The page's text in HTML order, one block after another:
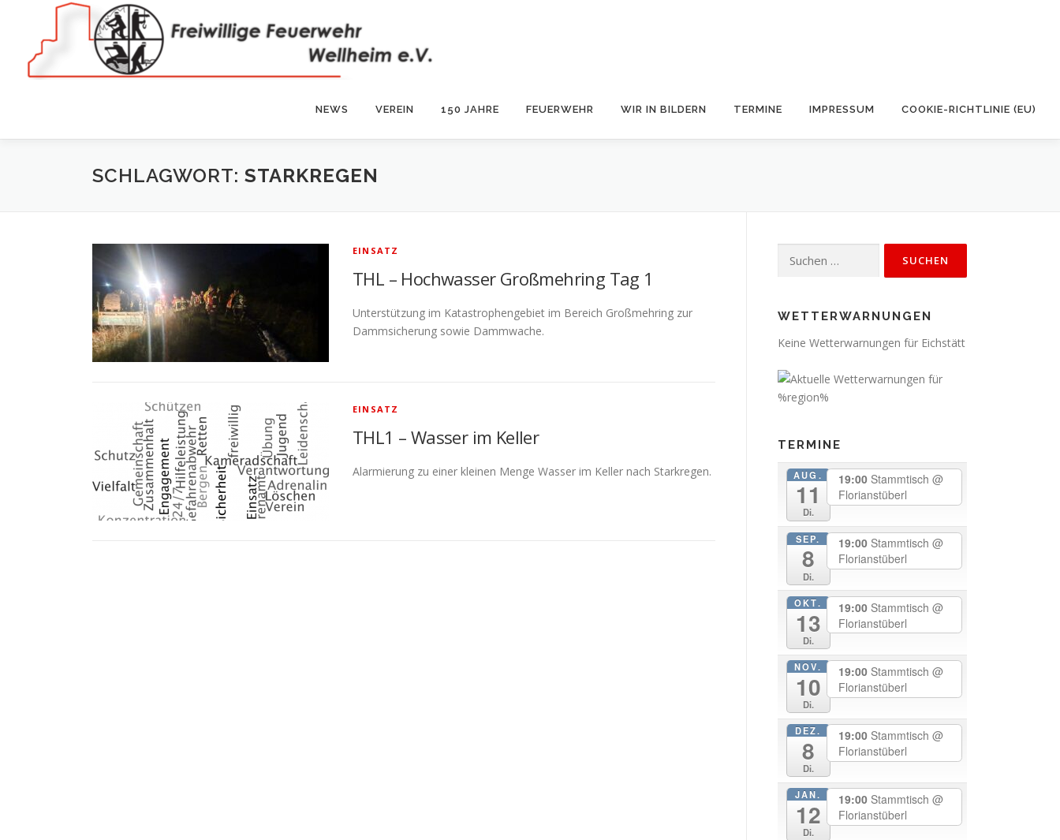
springen
NEWS VEREIN 150 JAHRE FEUERWEHR WIR IN BILDERN TERMINE IMPRESSUM COOKIE-RICHTLINIE (EU)
SCHLAGWORT: STARKREGEN
EINSATZ
THL – Hochwasser Großmehring Tag 1
Unterstützung im Katastrophengebiet im Bereich Großmehring zur
Dammsicherung sowie Dammwache.
EINSATZ
THL1 – Wasser im Keller
Alarmierung zu einer kleinen Menge Wasser im Keller nach Starkregen.
nach:
WETTERWARNUNGEN
Keine Wetterwarnungen für Eichstätt
TERMINE
AUG.
11
Di.
19:00 Stammtisch @
Florianstüberl
SEP.
8
Di.
19:00 Stammtisch @
Florianstüberl
OKT.
13
Di.
19:00 Stammtisch @
Florianstüberl
NOV.
10
Di.
19:00 Stammtisch @
Florianstüberl
DEZ.
8
Di.
19:00 Stammtisch @
Florianstüberl
JAN.
12
Di.
19:00 Stammtisch @
Florianstüberl